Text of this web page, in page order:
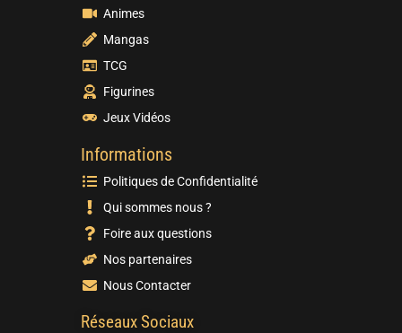
Animes
Mangas
TCG
Figurines
Jeux Vidéos
Informations
Politiques de Confidentialité
Qui sommes nous ?
Foire aux questions
Nos partenaires
Nous Contacter
Réseaux Sociaux